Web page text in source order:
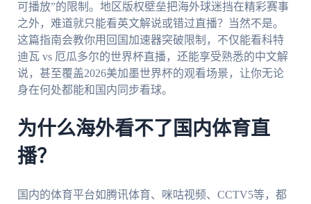
可播放”的限制。地区版权壁垒把海外球迷挡在精彩赛事
之外，难道就只能看英文解说或错过直播？当然不是。
这篇指南会教你用回国加速器突破限制，不仅能看科特
迪瓦 vs 厄瓜多尔的世界杯直播，还能享受熟悉的中文解
说，甚至覆盖2026美加墨世界杯的观看场景，让你无论
身在何处都能和国内同步看球。
为什么海外看不了国内体育直
播？
国内的体育平台如腾讯体育、咪咕视频、CCTV5等，都